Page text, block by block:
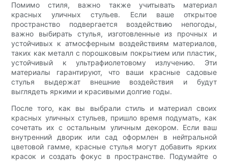
Помимо стиля, важно также учитывать материал
красных уличных стульев. Если ваше открытое
пространство подвергается воздействию непогоды,
важно выбирать стулья, изготовленные из прочных и
устойчивых к атмосферным воздействиям материалов,
таких как металл с порошковым покрытием или пластик,
устойчивый к ультрафиолетовому излучению. Эти
материалы гарантируют, что ваши красные садовые
стулья выдержат внешние воздействия и будут
выглядеть яркими и красивыми долгие годы.
После того, как вы выбрали стиль и материал своих
красных уличных стульев, пришло время подумать, как
сочетать их с остальным уличным декором. Если ваш
внутренний дворик или сад оформлен в нейтральной
цветовой гамме, красные стулья могут добавить ярких
красок и создать фокус в пространстве. Подумайте о